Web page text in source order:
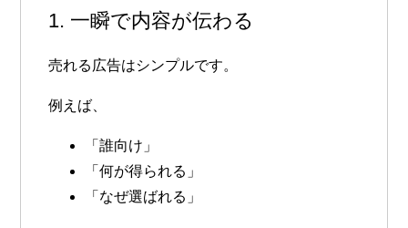
1. 一瞬で内容が伝わる
売れる広告はシンプルです。
例えば、
「誰向け」
「何が得られる」
「なぜ選ばれる」